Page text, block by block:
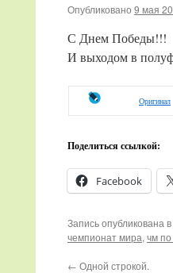
Опубликовано 9 мая
С Днем Победы!!!
И выходом в
Оригинал
Поделиться ссылкой:
Facebook
Запись опубликована
чемпионат мира, чм
← Одной строкой.